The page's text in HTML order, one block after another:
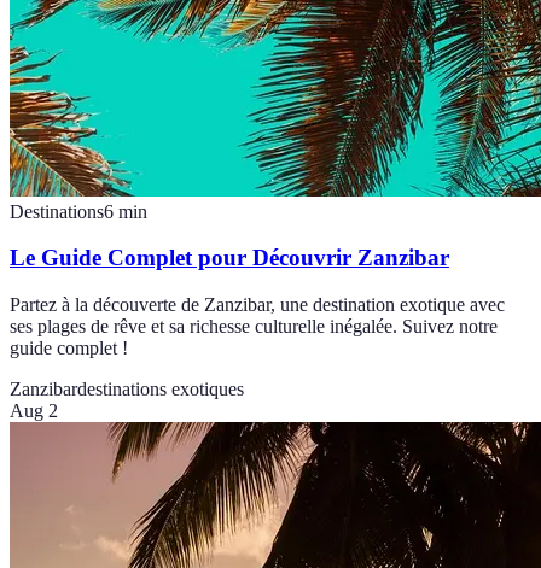
Destinations6 min
Le Guide Complet pour Découvrir Zanzibar
Partez à la découverte de Zanzibar, une destination exotique avec
ses plages de rêve et sa richesse culturelle inégalée. Suivez notre
guide complet !
Zanzibardestinations exotiques
Aug 2